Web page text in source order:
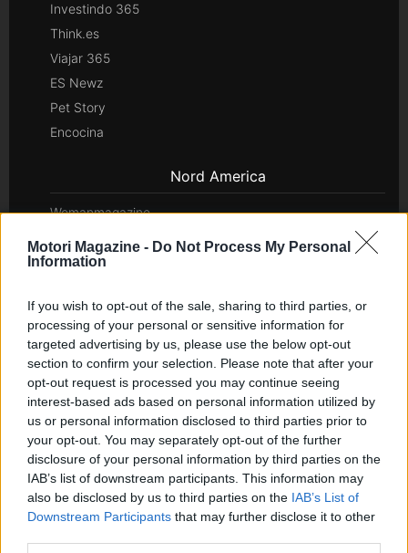
Motori Magazine - Do Not Process My Personal
Information
If you wish to opt-out of the sale, sharing to third parties, or
processing of your personal or sensitive information for
targeted advertising by us, please use the below opt-out
section to confirm your selection. Please note that after your
opt-out request is processed you may continue seeing
interest-based ads based on personal information utilized by
us or personal information disclosed to third parties prior to
your opt-out. You may separately opt-out of the further
disclosure of your personal information by third parties on the
IAB’s list of downstream participants. This information may
also be disclosed by us to third parties on the IAB’s List of
Downstream Participants that may further disclose it to other
Investindo 365
Think.es
Viajar 365
ES Newz
Pet Story
Encocina
Nord America
Womanmagazine
Newz
Newz California
Newz Texas
Newz Florida
Newz New York
Newz Pennsylvania
Newz Illinois
Newz Ohio
Gameland